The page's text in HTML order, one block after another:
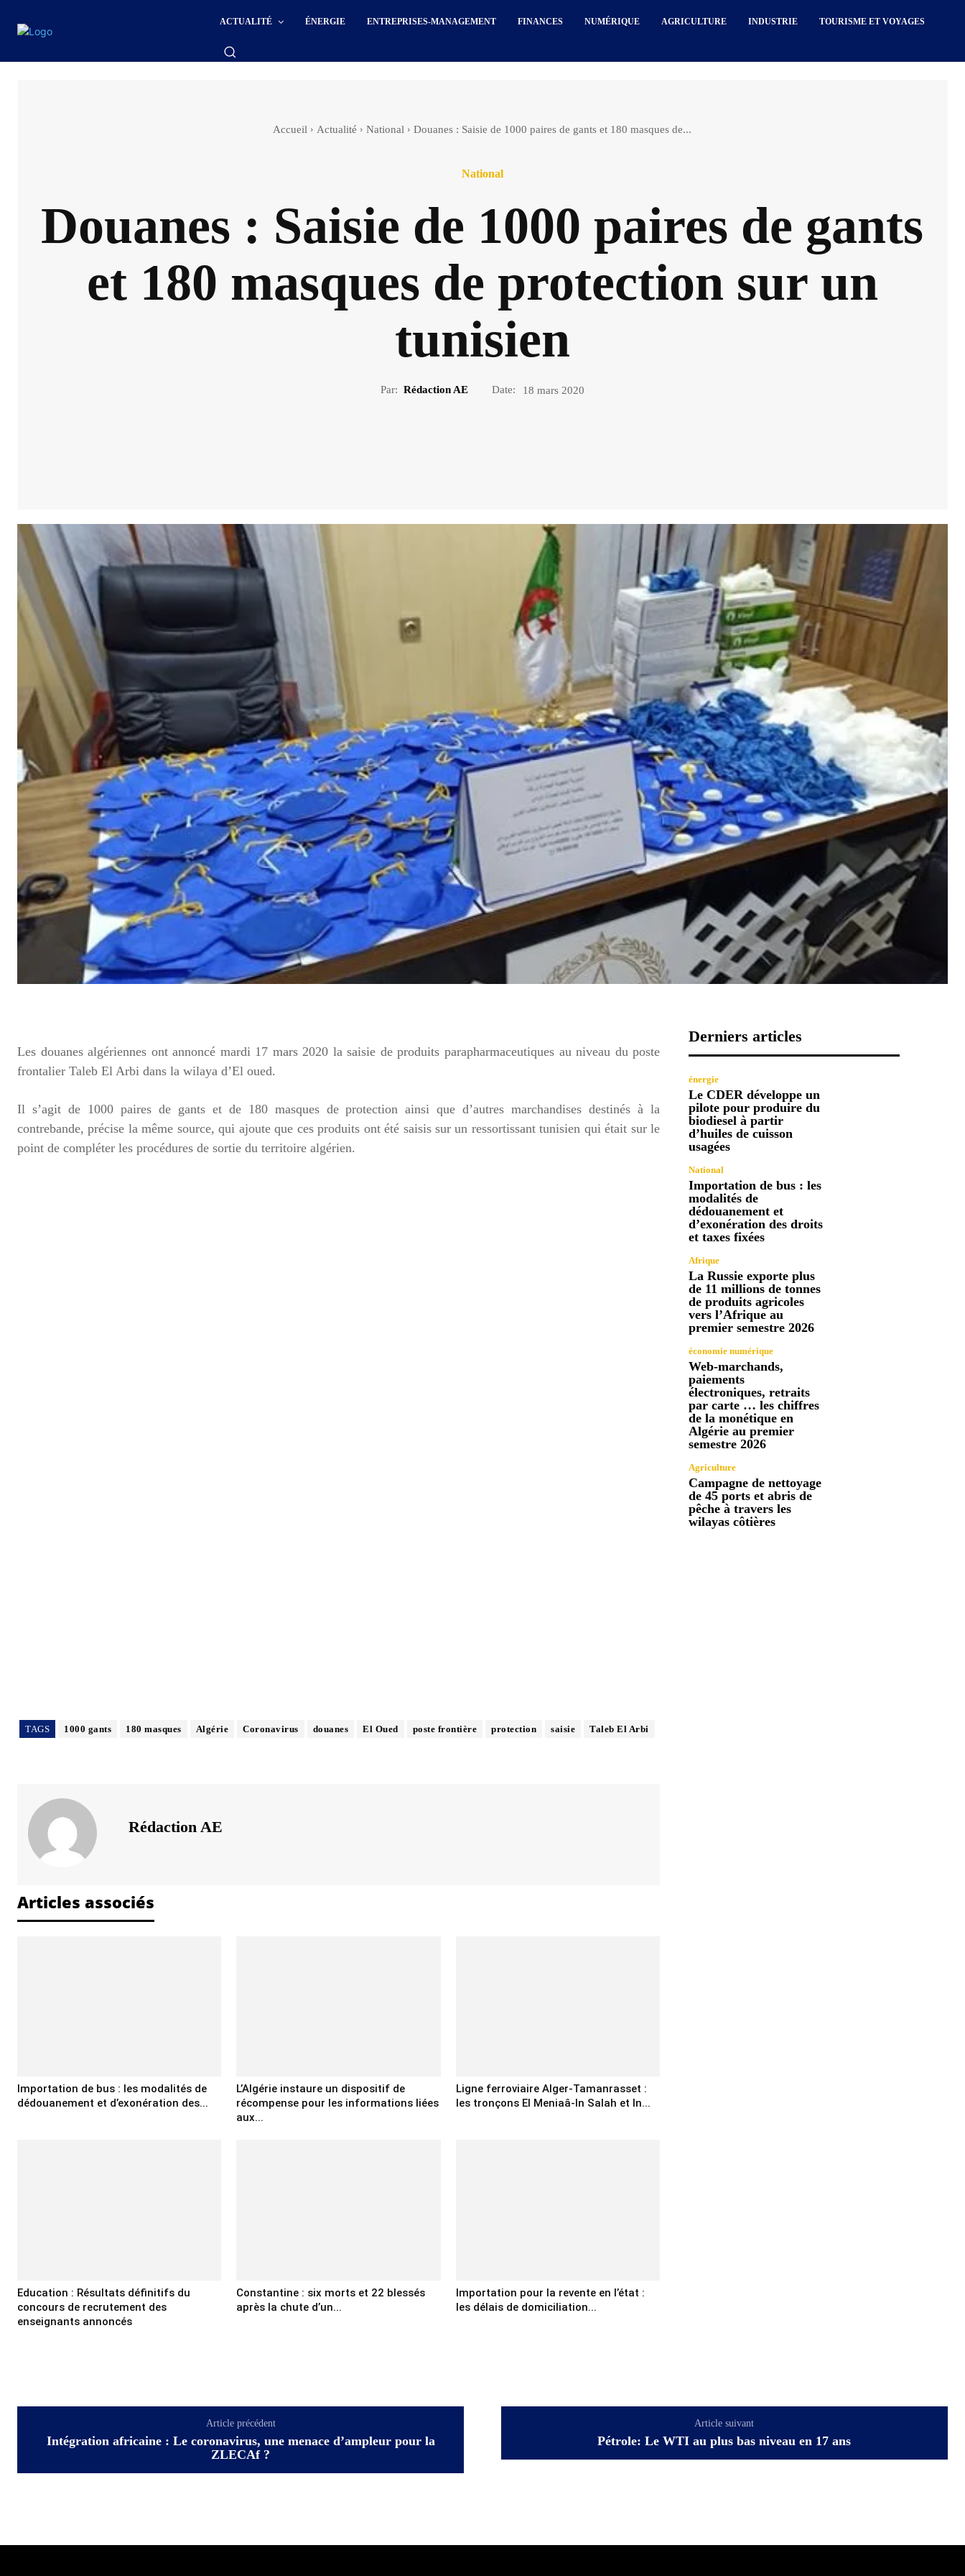
ACTUALITÉ ÉNERGIE ENTREPRISES-MANAGEMENT FINANCES NUMÉRIQUE AGRICULTURE INDUSTRIE TOURISME ET VOYAGES
Accueil Actualité National Douanes : Saisie de 1000 paires de gants et 180 masques de...
National
Douanes : Saisie de 1000 paires de gants
et 180 masques de protection sur un
tunisien
Par: Rédaction AE Date: 18 mars 2020
Les douanes algériennes ont annoncé mardi 17 mars 2020 la saisie de produits parapharmaceutiques au niveau du poste
frontalier Taleb El Arbi dans la wilaya d’El oued.
Il s’agit de 1000 paires de gants et de 180 masques de protection ainsi que d’autres marchandises destinés à la
contrebande, précise la même source, qui ajoute que ces produits ont été saisis sur un ressortissant tunisien qui était sur le
point de compléter les procédures de sortie du territoire algérien.
TAGS 1000 gants 180 masques Algérie Coronavirus douanes El Oued poste frontière protection saisie Taleb El Arbi
Rédaction AE
Articles associés
Importation de bus : les modalités de
dédouanement et d’exonération des...
L’Algérie instaure un dispositif de
récompense pour les informations liées
aux...
Ligne ferroviaire Alger-Tamanrasset :
les tronçons El Meniaâ-In Salah et In...
Education : Résultats définitifs du
concours de recrutement des
enseignants annoncés
Constantine : six morts et 22 blessés
après la chute d’un...
Importation pour la revente en l’état :
les délais de domiciliation...
Derniers articles
énergie
Le CDER développe un
pilote pour produire du
biodiesel à partir
d’huiles de cuisson
usagées
National
Importation de bus : les
modalités de
dédouanement et
d’exonération des droits
et taxes fixées
Afrique
La Russie exporte plus
de 11 millions de tonnes
de produits agricoles
vers l’Afrique au
premier semestre 2026
économie numérique
Web-marchands,
paiements
électroniques, retraits
par carte … les chiffres
de la monétique en
Algérie au premier
semestre 2026
Agriculture
Campagne de nettoyage
de 45 ports et abris de
pêche à travers les
wilayas côtières
Article précédent
Intégration africaine : Le coronavirus, une menace d’ampleur pour la
ZLECAf ?
Article suivant
Pétrole: Le WTI au plus bas niveau en 17 ans